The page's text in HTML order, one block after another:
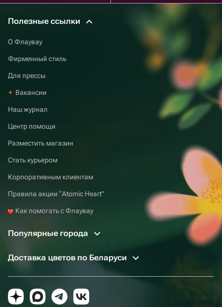
Полезные ссылки
О Флаувау
Фирменный стиль
Для прессы
Вакансии
Наш журнал
Центр помощи
Разместить магазин
Стать курьером
Корпоративным клиентам
Правила акции “Atomic Heart”
Как помогать с Флаувау
Популярные города
Доставка цветов по Беларуси